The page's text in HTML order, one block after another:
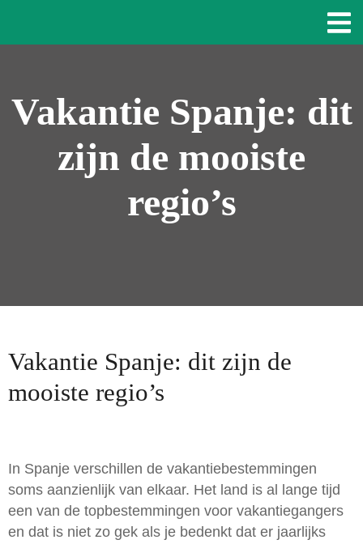
Vakantie Spanje: dit
zijn de mooiste
regio’s
Vakantie Spanje: dit zijn de
mooiste regio’s
In Spanje verschillen de vakantiebestemmingen
soms aanzienlijk van elkaar. Het land is al lange tijd
een van de topbestemmingen voor vakantiegangers
en dat is niet zo gek als je bedenkt dat er jaarlijks